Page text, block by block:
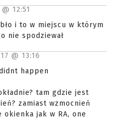
12:51
i to w miejscu w którym
nie spodziewał
@ 13:16
happen
tam gdzie jest
zamiast wzmocnień
jak w RA, one